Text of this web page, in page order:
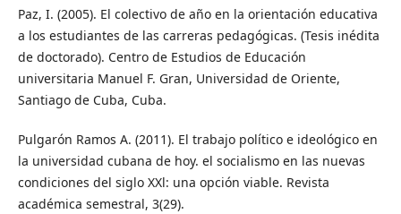
Paz, I. (2005). El colectivo de año en la orientación educativa
a los estudiantes de las carreras pedagógicas. (Tesis inédita
de doctorado). Centro de Estudios de Educación
universitaria Manuel F. Gran, Universidad de Oriente,
Santiago de Cuba, Cuba.
Pulgarón Ramos A. (2011). El trabajo político e ideológico en
la universidad cubana de hoy. el socialismo en las nuevas
condiciones del siglo XXl: una opción viable. Revista
académica semestral, 3(29).